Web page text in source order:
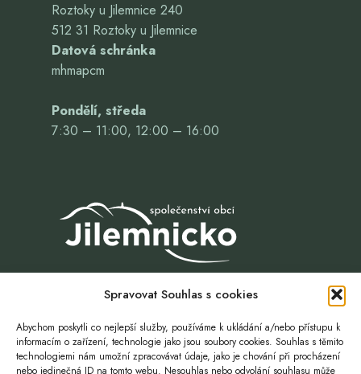
Spravovat Souhlas s cookies
Abychom poskytli co nejlepší služby, používáme k ukládání a/nebo přístupu k
informacím o zařízení, technologie jako jsou soubory cookies. Souhlas s těmito
technologiemi nám umožní zpracovávat údaje, jako je chování při procházení
nebo jedinečná ID na tomto webu. Nesouhlas nebo odvolání souhlasu může
Roztoky u Jilemnice 240
512 31 Roztoky u Jilemnice
Datová schránka
mhmapcm
Pondělí, středa
7:30 – 11:00, 12:00 – 16:00